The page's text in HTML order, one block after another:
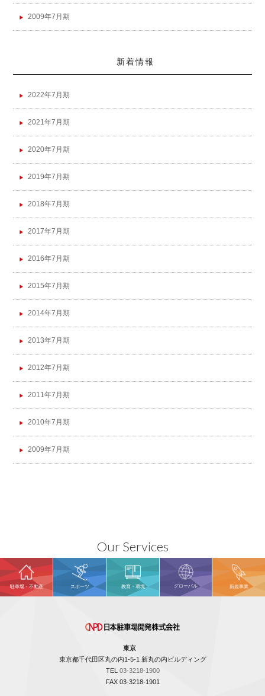
2009年7月期
新着情報
2022年7月期
2021年7月期
2020年7月期
2019年7月期
2018年7月期
2017年7月期
2016年7月期
2015年7月期
2014年7月期
2013年7月期
2012年7月期
2011年7月期
2010年7月期
2009年7月期
Our Services
駐車場・不動産 スポーツ 教育・環境 グローバル 新規事業
東京
東京都千代田区丸の内1-5-1 新丸の内ビルディング
TEL 03-3218-1900
FAX 03-3218-1901